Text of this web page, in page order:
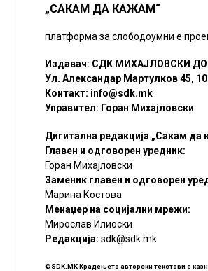
„САКАМ ДА КАЖАМ“
платформа за слободоумни е
Издавач: СДК МИХАЈЛОВСКИ
Ул. Александар Мартулков 45,
Контакт: info@sdk.mk
Управител: Горан Михајловски
Дигитална редакција „Сакам да
Главен и одговорен уредник:
Горан Михајловски
Заменик главен и одговорен
Марина Костова
Менаџер на социјални мрежи:
Мирослав Илиоски
Редакцијa: sdk@sdk.mk
©SDK.MK Крадењето авторски текстови е